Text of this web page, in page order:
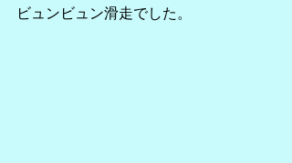
ビュンビュン滑走でした。